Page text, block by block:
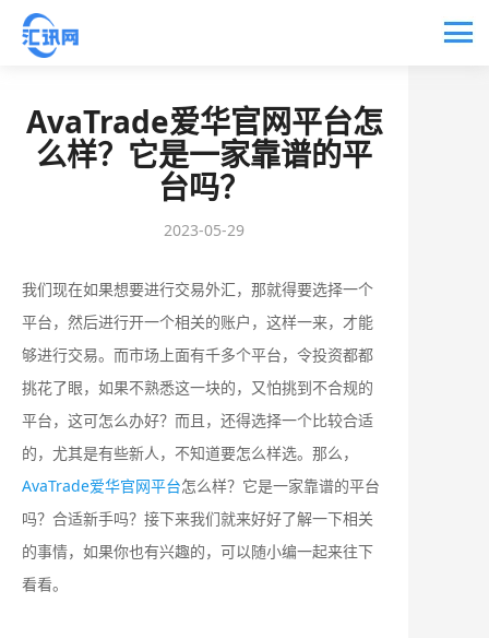
AvaTrade爱华官网平台怎
么样？它是一家靠谱的平
台吗？
2023-05-29
我们现在如果想要进行交易外汇，那就得要选择一个
平台，然后进行开一个相关的账户，这样一来，才能
够进行交易。而市场上面有千多个平台，令投资都都
挑花了眼，如果不熟悉这一块的，又怕挑到不合规的
平台，这可怎么办好？而且，还得选择一个比较合适
的，尤其是有些新人，不知道要怎么样选。那么，
AvaTrade爱华官网平台怎么样？它是一家靠谱的平台
吗？合适新手吗？接下来我们就来好好了解一下相关
的事情，如果你也有兴趣的，可以随小编一起来往下
看看。